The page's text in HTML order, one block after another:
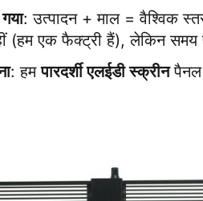
: उत्पादन + माल = वैश्विक
(हम एक फैक्ट्री हैं), लेकिन समय
: हम पारदर्शी एलईडी स्क्रीन पैनल